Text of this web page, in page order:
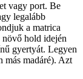
vagy port. Be
legalább
a matrica
növő hold idején
gyertyát. Legyen
más madáré). Azt